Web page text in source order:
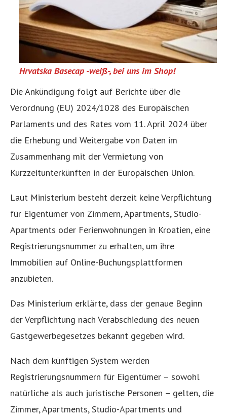
Hrvatska Basecap -weiß-, bei uns im Shop!
Die Ankündigung folgt auf Berichte über die
Verordnung (EU) 2024/1028 des Europäischen
Parlaments und des Rates vom 11. April 2024 über
die Erhebung und Weitergabe von Daten im
Zusammenhang mit der Vermietung von
Kurzzeitunterkünften in der Europäischen Union.
Laut Ministerium besteht derzeit keine Verpflichtung
für Eigentümer von Zimmern, Apartments, Studio-
Apartments oder Ferienwohnungen in Kroatien, eine
Registrierungsnummer zu erhalten, um ihre
Immobilien auf Online-Buchungsplattformen
anzubieten.
Das Ministerium erklärte, dass der genaue Beginn
der Verpflichtung nach Verabschiedung des neuen
Gastgewerbegesetzes bekannt gegeben wird.
Nach dem künftigen System werden
Registrierungsnummern für Eigentümer – sowohl
natürliche als auch juristische Personen – gelten, die
Zimmer, Apartments, Studio-Apartments und